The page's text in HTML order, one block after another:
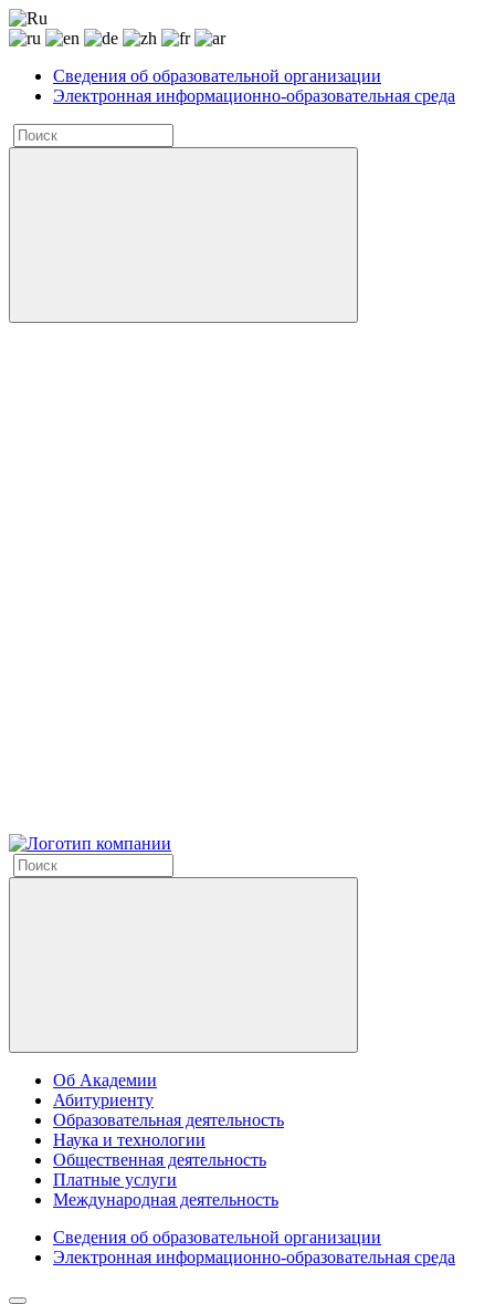
Сведения об образовательной организации
Электронная информационно-образовательная среда
Об Академии
Абитуриенту
Образовательная деятельность
Наука и технологии
Общественная деятельность
Платные услуги
Международная деятельность
Сведения об образовательной организации
Электронная информационно-образовательная среда